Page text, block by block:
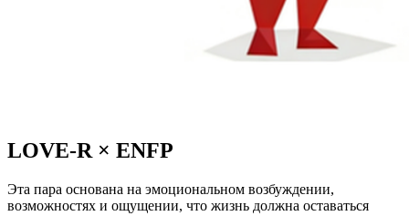
LOVE-R × ENFP
Эта пара основана на эмоциональном возбуждении,
возможностях и ощущении, что жизнь должна оставаться